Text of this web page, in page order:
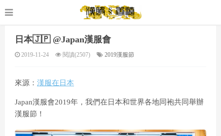
日本🇯🇵 @Japan漢服會
2019-11-24 閱讀(2507) 2019漢服節
來源： 漢服在日本
Japan漢服會2019年，我們在日本和世界各地同袍共同舉辦
漢服節！